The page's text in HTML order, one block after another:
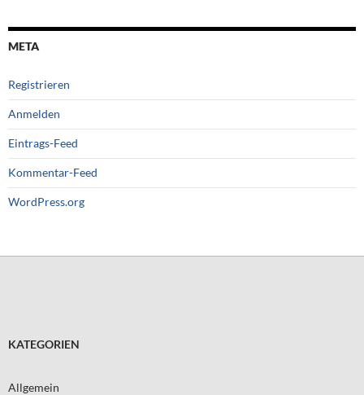
META
Registrieren
Anmelden
Eintrags-Feed
Kommentar-Feed
WordPress.org
KATEGORIEN
Allgemein